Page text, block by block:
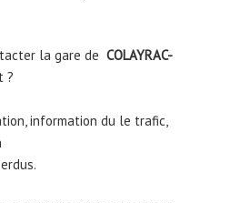
la gare de COLAYRAC-
?
information du le trafic,